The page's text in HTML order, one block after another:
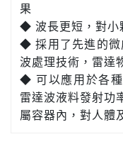
果
◆ 波長更短，對小
◆ 採用了先進的微
波處理技術，雷達
◆ 可以應用於各種
雷達波液料發射功
屬容器內，對人體